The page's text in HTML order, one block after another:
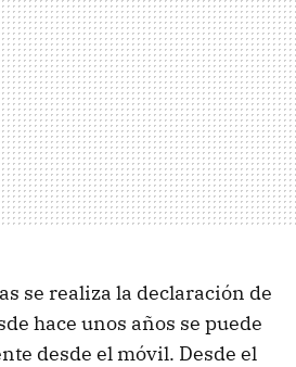
se realiza la declaración de
hace unos años se puede
desde el móvil. Desde el